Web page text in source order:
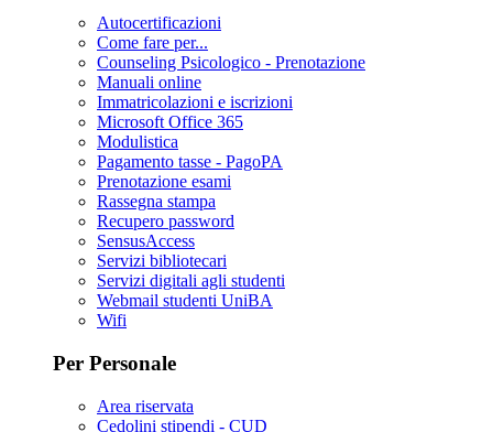
Autocertificazioni
Come fare per...
Counseling Psicologico - Prenotazione
Manuali online
Immatricolazioni e iscrizioni
Microsoft Office 365
Modulistica
Pagamento tasse - PagoPA
Prenotazione esami
Rassegna stampa
Recupero password
SensusAccess
Servizi bibliotecari
Servizi digitali agli studenti
Webmail studenti UniBA
Wifi
Per Personale
Area riservata
Cedolini stipendi - CUD